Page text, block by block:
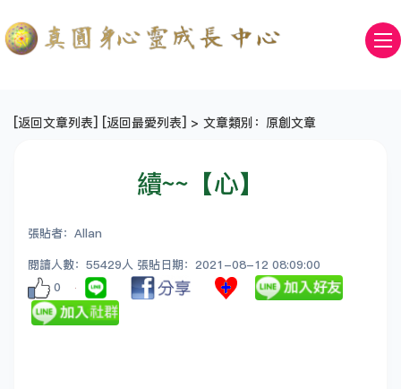
[返回文章列表] [返回最愛列表] > 文章類別：原創文章
續~~【心】
張貼者：Allan
閱讀人數：55429人 張貼日期：2021-08-12 08:09:00
0